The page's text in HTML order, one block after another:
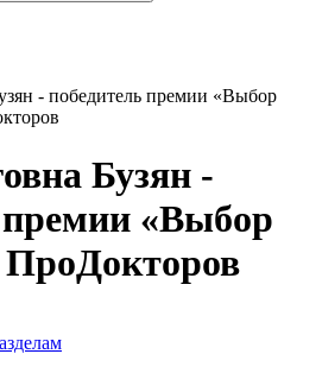
- победитель премии «Выбор
Бузян -
премии «Выбор
ПроДокторов